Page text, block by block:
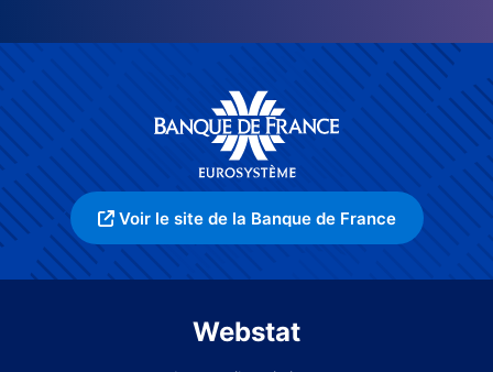
Voir le site de la Banque de France
Webstat